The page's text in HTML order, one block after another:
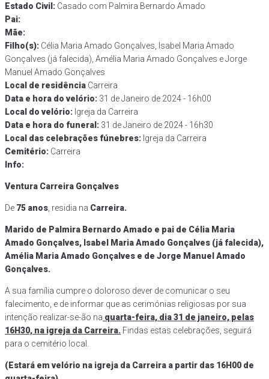
Estado Civil: Casado com Palmira Bernardo Amado
Pai:
Mãe:
Filho(s): Célia Maria Amado Gonçalves, Isabel Maria Amado
Gonçalves (já falecida), Amélia Maria Amado Gonçalves e Jorge
Manuel Amado Gonçalves
Local de residência Carreira
Data e hora do velório: 31 de Janeiro de 2024 - 16h00
Local do velório: Igreja da Carreira
Data e hora do funeral​: 31 de Janeiro de 2024 - 16h30
Local das celebrações fúnebres: Igreja da Carreira
Cemitério: Carreira
Info:
Ventura Carreira Gonçalves
De 75 anos , residia na Carreira.
Marido de Palmira Bernardo Amado e pai de Célia Maria
Amado Gonçalves, Isabel Maria Amado Gonçalves (já falecida),
Amélia Maria Amado Gonçalves e de Jorge Manuel Amado
Gonçalves.
A sua família cumpre o doloroso dever de comunicar o seu
falecimento, e de informar que as cerimónias religiosas por sua
intenção realizar-se-ão na quarta-feira, dia 31 de janeiro, pelas
16H30, na igreja da Carreira. Findas estas celebrações, seguirá
para o cemitério local.
(Estará em velório na igreja da Carreira a partir das 16H00 de